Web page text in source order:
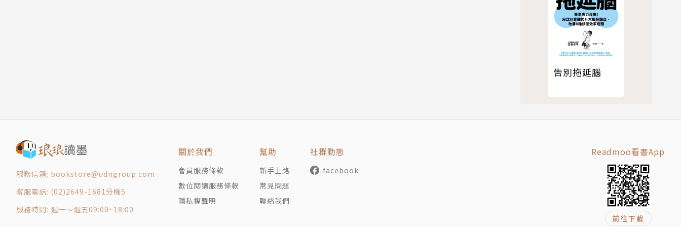
第 4 章 提升人格
18 提升並維持人格
20 要謙虛，不要驕傲
第 5 章 培育人才
21 大善小善
告別拖延腦
服務信箱: bookstore@udngroup.com
客服電話: (02)2649-1681分機5
服務時間: 週一～週五09:00~18:00
關於我們
會員服務條款
數位閱讀服務條款
隱私權聲明
幫助
新手上路
常見問題
聯絡我們
社群動態
facebook
Readmoo看書App
前往下載